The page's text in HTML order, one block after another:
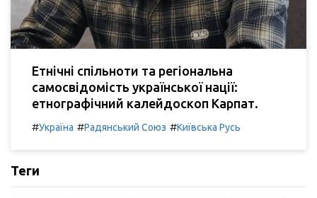
Етнічні спільноти та регіональна
самосвідомість української нації:
етнографічний калейдоскоп Карпат.
#Україна #Радянський Союз #Київська Русь
Теги